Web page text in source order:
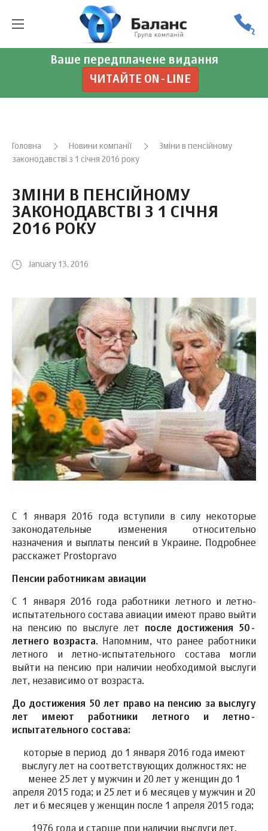
Ваше передплачене видання
ЧИТАЙТЕ ON-LINE
Головна Новини компанії
Зміни в пенсійному
законодавстві з 1 січня 2016 року
ЗМІНИ В ПЕНСІЙНОМУ
ЗАКОНОДАВСТВІ З 1 СІЧНЯ
2016 РОКУ
January 13, 2016
С 1 января 2016 года вступили в силу некоторые
законодательные изменения относительно
назначения и выплаты пенсий в Украине. Подробнее
расскажет Prostopravo
Пенсии работникам авиации
С 1 января 2016 года работники летного и летно-
испытательного состава авиации имеют право выйти
на пенсию по выслуге лет после достижения 50-
летнего возраста. Напомним, что ранее работники
летного и летно-испытательного состава могли
выйти на пенсию при наличии необходимой выслуги
лет, независимо от возраста.
До достижения 50 лет право на пенсию за выслугу
лет имеют работники летного и летно-
испытательного состава:
которые в период до 1 января 2016 года имеют
выслугу лет на соответствующих должностях: не
менее 25 лет у мужчин и 20 лет у женщин до 1
апреля 2015 года; и 25 лет и 6 месяцев у мужчин и 20
лет и 6 месяцев у женщин после 1 апреля 2015 года;
1976 года и старше при наличии выслуги лет,